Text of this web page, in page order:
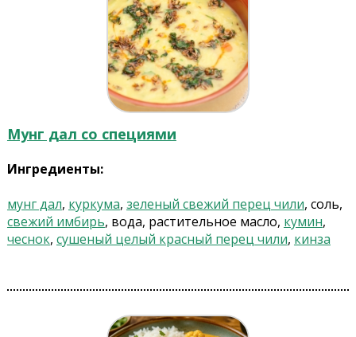
Мунг дал со специями
Ингредиенты:
мунг дал, куркума, зеленый свежий перец чили, соль,
свежий имбирь, вода, растительное масло, кумин,
чеснок, сушеный целый красный перец чили, кинза